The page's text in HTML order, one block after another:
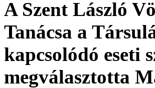
A Szent László
Tanácsa a
kapcsolódó eseti
megválasztotta